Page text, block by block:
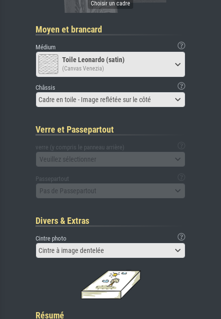
Moyen et brancard
Médium
Toile Leonardo (satin)
(Canvas Venezia)
Châssis
Cadre en toile - Image reflétée sur le côté
Verre et Passepartout
verre (y compris le panneau arrière)
Veuillez sélectionner
Passepartout
Pas de Passepartout
Divers & Extras
Cintre photo
Cintre à image dentelée
Résumé